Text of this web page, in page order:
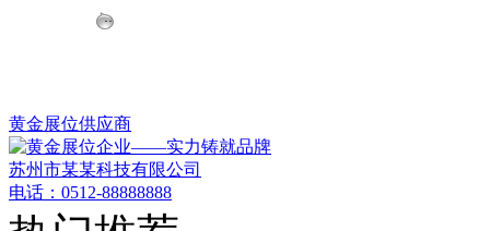
黄金展位供应商
苏州市某某科技有限公司
电话：0512-88888888